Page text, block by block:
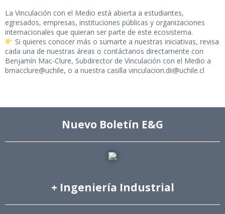
La Vinculación con el Medio está abierta a estudiantes,
egresados, empresas, instituciones públicas y organizaciones
internacionales que quieran ser parte de este ecosistema.
Si quieres conocer más o sumarte a nuestras iniciativas, revisa
cada una de nuestras áreas o contáctanos directamente con
Benjamín Mac-Clure, Subdirector de Vinculación con el Medio a
bmacclure@uchile, o a nuestra casilla vinculacion.dii@uchile.cl
Nuevo Boletín E&G
+ Ingeniería Industrial